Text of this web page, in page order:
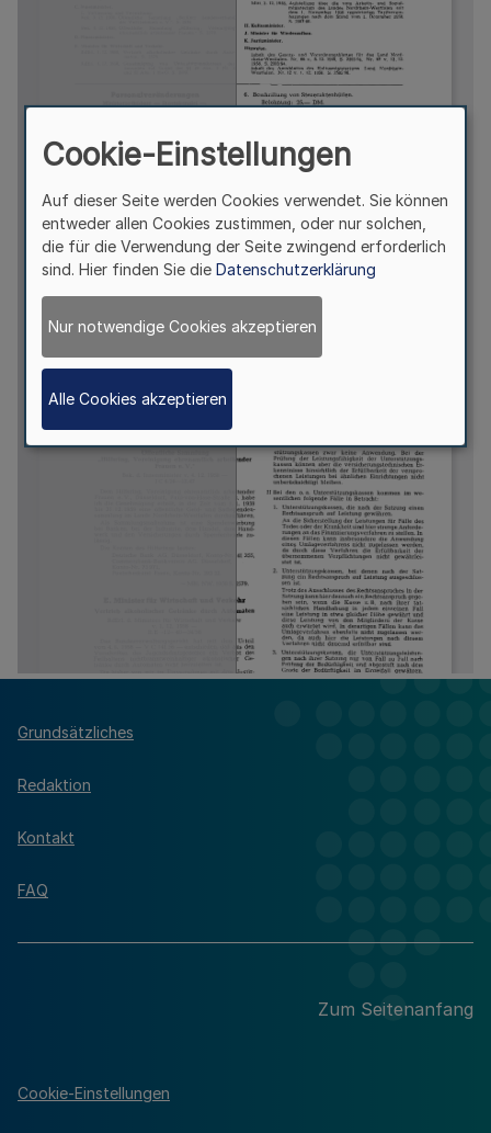
Grundsätzliches
Redaktion
Kontakt
FAQ
Zum Seitenanfang
Cookie-Einstellungen
Cookie-Einstellungen
Auf dieser Seite werden Cookies verwendet. Sie können
entweder allen Cookies zustimmen, oder nur solchen,
die für die Verwendung der Seite zwingend erforderlich
sind. Hier finden Sie die Datenschutzerklärung
Nur notwendige Cookies akzeptieren
Alle Cookies akzeptieren